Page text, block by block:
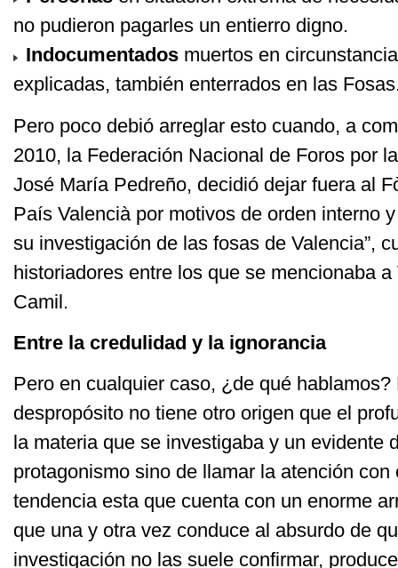
no pudieron pagarles un entierro digno.
Indocumentados muertos en
explicadas, también enterrados en las
Pero poco debió arreglar esto cuando, a
2010, la Federación Nacional de Foros por
José María Pedreño, decidió dejar fuera al
País Valencià por motivos de orden interno
su investigación de las fosas de Valencia”,
historiadores entre los que se mencionaba
Camil.
Entre la credulidad y la ignorancia
Pero en cualquier caso, ¿de qué
despropósito no tiene otro origen que el
la materia que se investigaba y un evidente
protagonismo sino de llamar la atención
tendencia esta que cuenta con un enorme
que una y otra vez conduce al absurdo de
investigación no las suele confirmar,